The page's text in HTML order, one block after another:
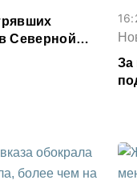
Северной
За